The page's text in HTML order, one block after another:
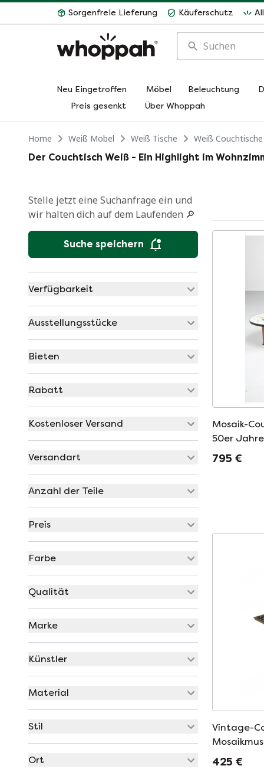
Sorgenfreie Lieferung Käuferschutz
Suchen
Neu Eingetroffen Möbel Beleuchtung
Preis gesenkt
Über Whoppah
Home Weiß Möbel Weiß Tische
Weiß Couchtische
Der Couchtisch Weiß - Ein Highlight im
Stelle jetzt eine Suchanfrage ein und
wir halten dich auf dem Laufenden 🔎
Suche speichern
Verfügbarkeit
Ausstellungsstücke
Bieten
Rabatt
Kostenloser Versand
Versandart
Anzahl der Teile
Preis
Farbe
Qualität
Marke
Künstler
Material
Stil
Ort
Mosaik-
50er
Zustand
795 €
Vintage-
60er Jahre
425 €